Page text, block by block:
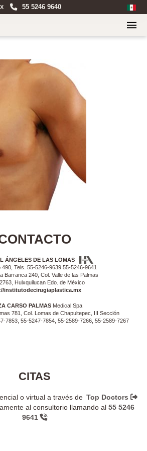
55 5246 9640
ÁNGELES DE LAS LOMAS
490, Tels. 55-5246-9639 55-5246-9641
Barranca 240, Col. Valle de las Palmas
Huixquilucan Edo. de México
institutodecirugiaplastica.mx
CARSO PALMAS Medical Spa
781, Col. Lomas de Chapultepec, III Sección
7853, 55-5247-7854, 55-2589-7266, 55-2589-7267
CITAS
o virtual a través de Top Doctors
al consultorio llamando al 55 5246
9641